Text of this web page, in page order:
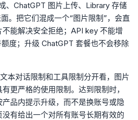
、ChatGPT 图片上传、Library 存储
。把它们混成一个“图片限制”，会直
能解决安全拒绝；API key 不能增
度；升级 ChatGPT 套餐也不会移除
本对话限制和工具限制分开看，图片
更严格的使用限制。达到限制时，
品内提示升级，而不是换账号或隐
有给出一个对所有账号长期有效的